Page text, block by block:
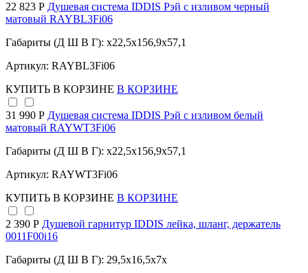
22 823 Р Душевая система IDDIS Рэй с изливом черный
матовый RAYBL3Fi06
Габариты (Д Ш В Г): x22,5x156,9x57,1
Артикул: RAYBL3Fi06
КУПИТЬ В КОРЗИНЕ В КОРЗИНЕ
31 990 Р Душевая система IDDIS Рэй с изливом белый
матовый RAYWT3Fi06
Габариты (Д Ш В Г): x22,5x156,9x57,1
Артикул: RAYWT3Fi06
КУПИТЬ В КОРЗИНЕ В КОРЗИНЕ
2 390 Р Душевой гарнитур IDDIS лейка, шланг, держатель
0011F00i16
Габариты (Д Ш В Г): 29,5x16,5x7x